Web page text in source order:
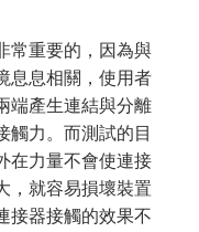
常重要的，因為與
息息相關，使用者
端產生連結與分離
觸力。而測試的目
在力量不會使連接
，就容易損壞裝置
接器接觸的效果不